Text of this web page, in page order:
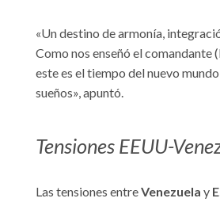
«Un destino de armonía,
Como nos enseñó el comandante
este es el tiempo del nuevo
sueños», apuntó.
Tensiones EEUU-
Las tensiones entreVenezuela y